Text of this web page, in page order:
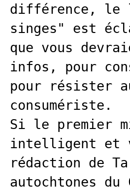
différence, le
singes" est
que vous
infos, pour
pour résister
consumériste.
Si le premier
intelligent et
rédaction de
autochtones